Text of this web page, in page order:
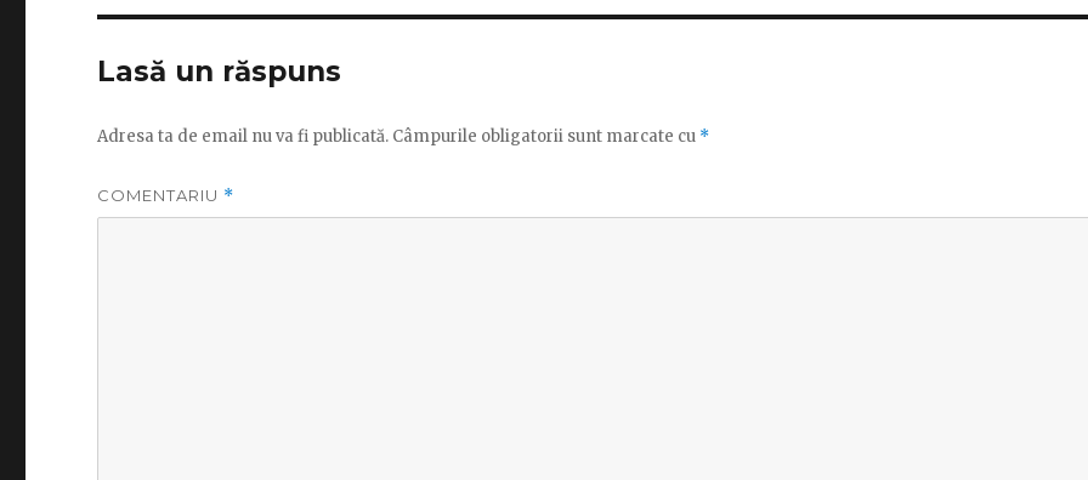
Lasă un răspuns
Adresa ta de email nu va fi publicată. Câmpurile obligatorii sunt marcate cu *
COMENTARIU *